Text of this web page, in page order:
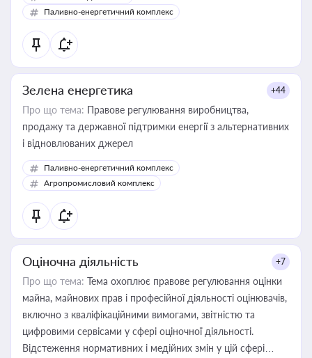
Паливно-енергетичний комплекс
Зелена енергетика +44
Про що тема: Правове регулювання виробництва,
продажу та державної підтримки енергії з альтернативних
і відновлюваних джерел
Паливно-енергетичний комплекс
Агропромисловий комплекс
Оціночна діяльність +7
Про що тема: Тема охоплює правове регулювання оцінки
майна, майнових прав і професійної діяльності оцінювачів,
включно з кваліфікаційними вимогами, звітністю та
цифровими сервісами у сфері оціночної діяльності.
Відстеження нормативних і медійних змін у цій сфері